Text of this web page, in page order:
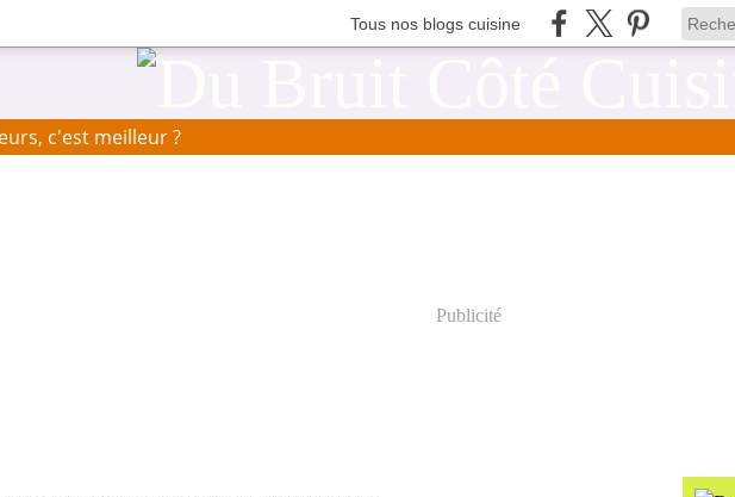
Tous nos blogs cuisine
c'est meilleur ?
Publicité